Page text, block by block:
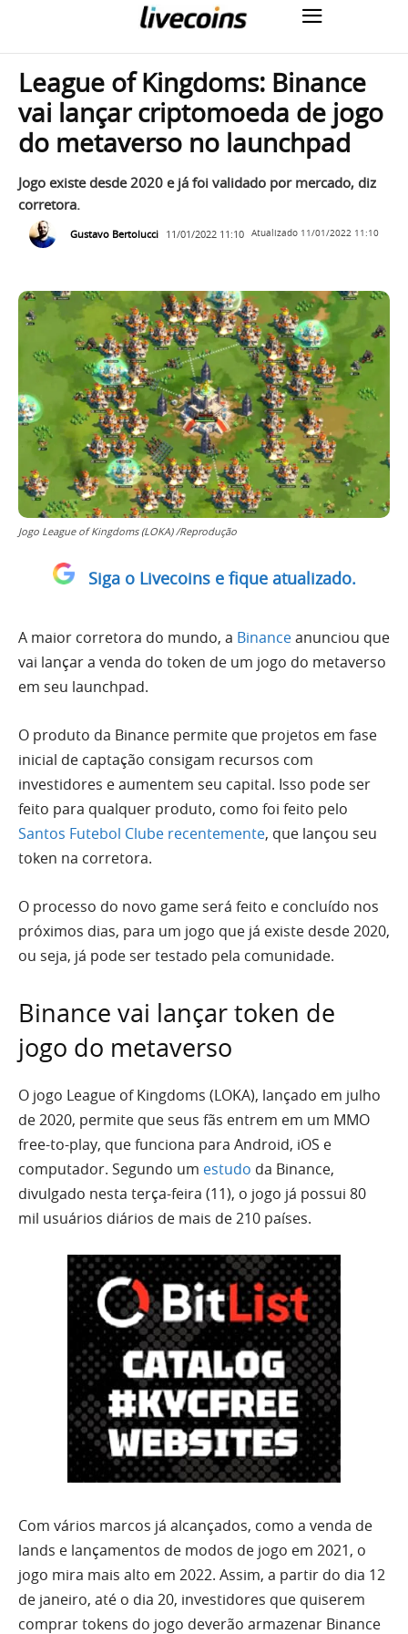
League of Kingdoms: Binance
vai lançar criptomoeda de jogo
do metaverso no launchpad
Jogo existe desde 2020 e já foi validado por mercado, diz
corretora.
Gustavo Bertolucci 11/01/2022 11:10 Atualizado 11/01/2022 11:10
Jogo League of Kingdoms (LOKA) /Reprodução
Siga o Livecoins e fique atualizado.
A maior corretora do mundo, a Binanceanunciou que
vai lançar a venda do token de um jogo do metaverso
em seu launchpad.
O produto da Binance permite que projetos em fase
inicial de captação consigam recursos com
investidores e aumentem seu capital. Isso pode ser
feito para qualquer produto, como foi feito pelo
Santos Futebol Clube recentemente, que lançou seu
token na corretora.
O processo do novo game será feito e concluído nos
próximos dias, para um jogo que já existe desde 2020,
ou seja, já pode ser testado pela comunidade.
Binance vai lançar token de
jogo do metaverso
O jogo League of Kingdoms (LOKA), lançado em julho
de 2020, permite que seus fãs entrem em um MMO
free-to-play, que funciona para Android, iOS e
computador. Segundo um estudo da Binance,
divulgado nesta terça-feira (11), o jogo já possui 80
mil usuários diários de mais de 210 países.
Com vários marcos já alcançados, como a venda de
lands e lançamentos de modos de jogo em 2021, o
jogo mira mais alto em 2022. Assim, a partir do dia 12
de janeiro, até o dia 20, investidores que quiserem
comprar tokens do jogo deverão armazenar Binance